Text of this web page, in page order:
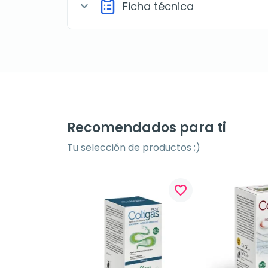
expand_more Ficha técnica
Recomendados para ti
Tu selección de productos ;)
favorite_border